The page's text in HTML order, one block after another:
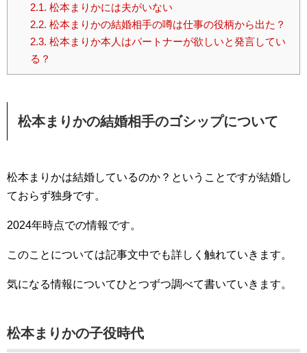
2.1. 松本まりかには夫がいない
2.2. 松本まりかの結婚相手の噂は仕事の役柄から出た？
2.3. 松本まりか本人はパートナーが欲しいと発言してい
る？
松本まりかの結婚相手のゴシップについて
松本まりかは結婚しているのか？ということですが結婚し
ておらず独身です。
2024年時点での情報です。
このことについては記事文中でも詳しく触れていきます。
気になる情報についてひとつずつ調べて書いていきます。
松本まりかの子役時代